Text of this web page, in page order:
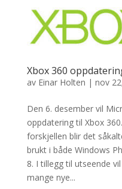
Xbox 360
av Einar Holten | nov
Den 6. desember vil
oppdatering til Xbox
forskjellen blir det
brukt i både Windows
8. I tillegg til utseende
mange nye...